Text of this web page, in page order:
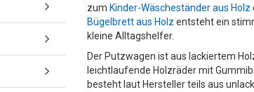
zum Kinder-Wäscheständer aus Holz
Bügelbrett aus Holz entsteht ein
kleine Alltagshelfer.
Der Putzwagen ist aus lackiertem
leichtlaufende Holzräder mit
besteht laut Hersteller teils aus